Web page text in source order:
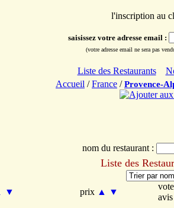
l'inscription au
saisissez votre adresse email :
(votre adresse email ne sera pas
Liste des Restaurants
Accueil /France /Provence-
nom du restaurant :
Liste des
▼ prix ▲ ▼
vote
avis